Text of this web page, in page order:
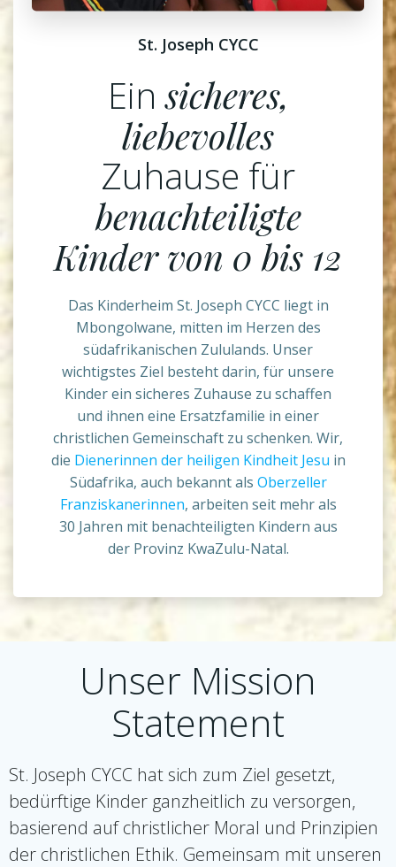
St. Joseph CYCC
Einsicheres,
liebevolles
Zuhause für
benachteiligte
Kinder von 0 bis 12
Das Kinderheim St. Joseph CYCC liegt in
Mbongolwane, mitten im Herzen des
südafrikanischen Zululands. Unser
wichtigstes Ziel besteht darin, für unsere
Kinder ein sicheres Zuhause zu schaffen
und ihnen eine Ersatzfamilie in einer
christlichen Gemeinschaft zu schenken. Wir,
die Dienerinnen der heiligen Kindheit Jesu in
Südafrika, auch bekannt als Oberzeller
Franziskanerinnen, arbeiten seit mehr als
30 Jahren mit benachteiligten Kindern aus
der Provinz KwaZulu-Natal.
Unser Mission
Statement
St. Joseph CYCC hat sich zum Ziel gesetzt,
bedürftige Kinder ganzheitlich zu versorgen,
basierend auf christlicher Moral und Prinzipien
der christlichen Ethik. Gemeinsam mit unseren